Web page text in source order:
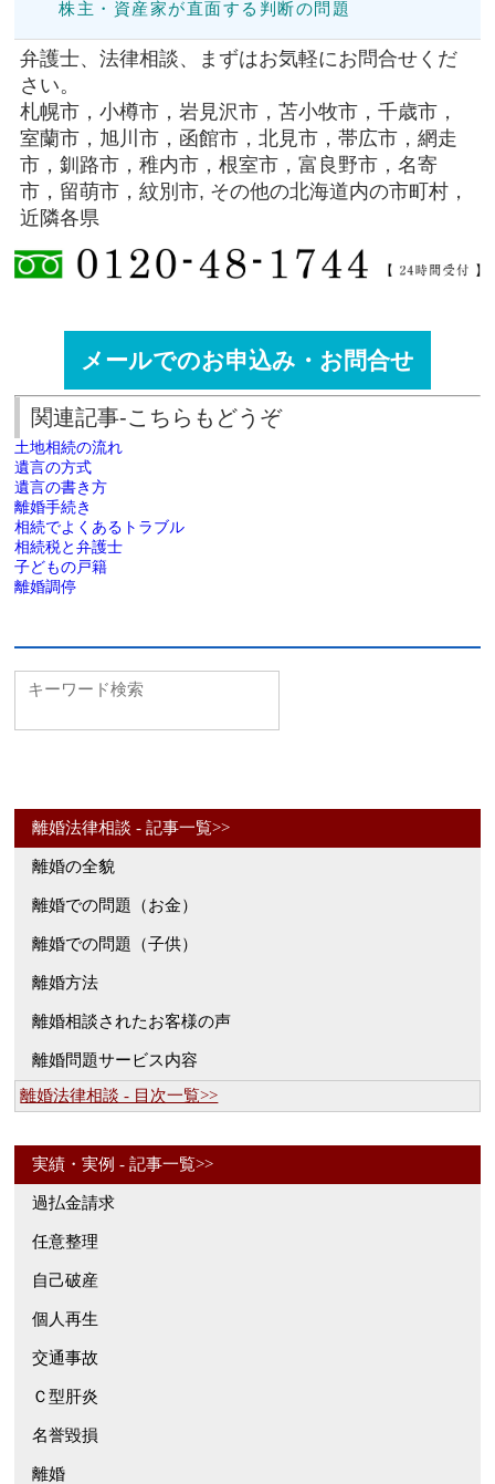
株主・資産家が直面する判断の問題
弁護士、法律相談、まずはお気軽にお問合せくだ
さい。
札幌市，小樽市，岩見沢市，苫小牧市，千歳市，
室蘭市，旭川市，函館市，北見市，帯広市，網走
市，釧路市，稚内市，根室市，富良野市，名寄
市，留萌市，紋別市, その他の北海道内の市町村，
近隣各県
メールでのお申込み・お問合せ
関連記事-こちらもどうぞ
土地相続の流れ
遺言の方式
遺言の書き方
離婚手続き
相続でよくあるトラブル
相続税と弁護士
子どもの戸籍
離婚調停
離婚法律相談 - 記事一覧>>
離婚の全貌
離婚での問題（お金）
離婚での問題（子供）
離婚方法
離婚相談されたお客様の声
離婚問題サービス内容
離婚法律相談 - 目次一覧>>
実績・実例 - 記事一覧>>
過払金請求
任意整理
自己破産
個人再生
交通事故
Ｃ型肝炎
名誉毀損
離婚